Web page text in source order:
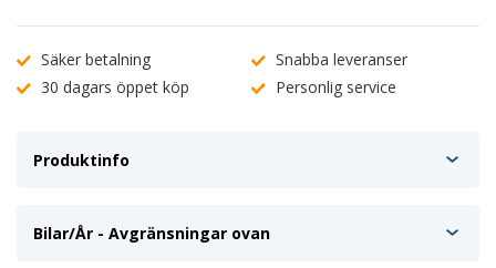
Säker betalning
Snabba leveranser
30 dagars öppet köp
Personlig service
Produktinfo
Bilar/År - Avgränsningar ovan